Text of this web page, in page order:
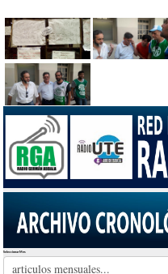
Seleccionar Mes